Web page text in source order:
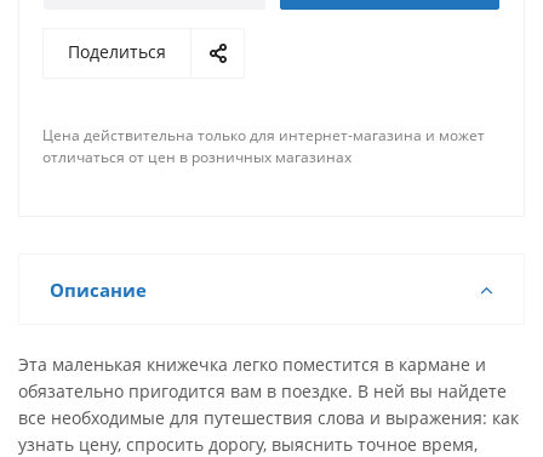
Поделиться
Цена действительна только для интернет-магазина и может
отличаться от цен в розничных магазинах
Описание
Эта маленькая книжечка легко поместится в кармане и
обязательно пригодится вам в поездке. В ней вы найдете
все необходимые для путешествия слова и выражения: как
узнать цену, спросить дорогу, выяснить точное время,